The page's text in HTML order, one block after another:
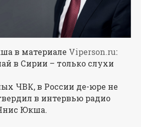
в материале Viperson.ru:
в Сирии – только слухи
ЧВК, в России де-юре не
в интервью радио
Юкша.